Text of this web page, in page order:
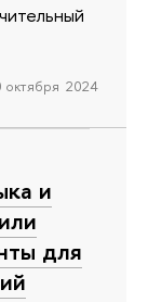
октября 2024
и
для